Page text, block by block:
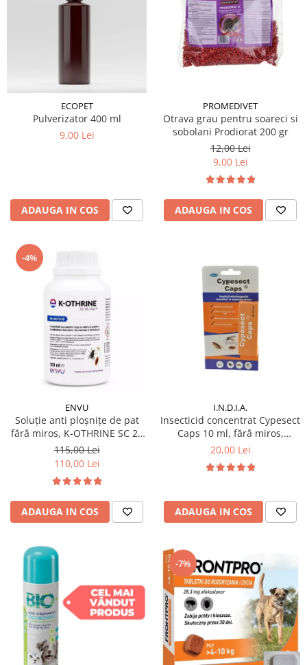
ECOPET
Pulverizator 400 ml
9,00 Lei
ADAUGA IN COS
PROMEDIVET
Otrava grau pentru soareci si
sobolani Prodiorat 200 gr
12,00 Lei
9,00 Lei
ADAUGA IN COS
-4%
ENVU
Soluție anti ploșnițe de pat
fără miros, K-OTHRINE SC 25
Flow 100 ml
115,00 Lei
110,00 Lei
ADAUGA IN COS
I.N.D.I.A.
Insecticid concentrat Cypesect
Caps 10 ml, fără miros,
eficient contra gândacilor,
20,00 Lei
ADAUGA IN COS
-7%